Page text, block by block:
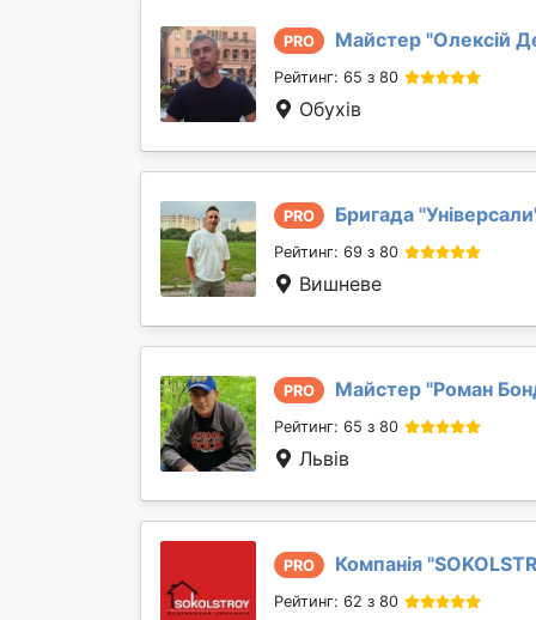
PRO Майстер "Олексій
Рейтинг: 65 з 80
Обухів
PRO Бригада "Універсали
Рейтинг: 69 з 80
Вишневе
PRO Майстер "Роман
Рейтинг: 65 з 80
Львів
PRO Компанія "
Рейтинг: 62 з 80